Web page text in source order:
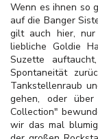
Wenn es ihnen so
auf die Banger
gilt auch hier,
liebliche Goldie
Suzette
Spontaneität
Tankstellenraub
gehen, oder über
Collection"
wir das mal